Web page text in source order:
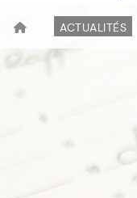
ACTUALITÉS